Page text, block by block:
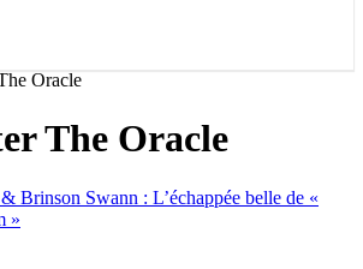
Oracle
The Oracle